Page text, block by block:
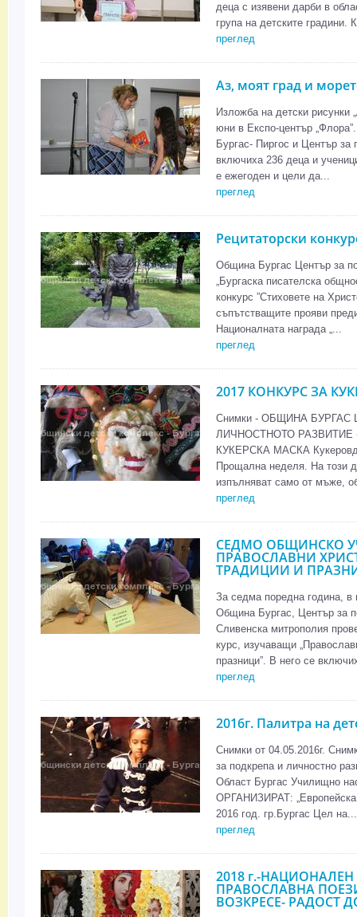
деца с изявени дарби в
група на детските
преглед
Аз, моят град и
Изложба на детски рисунки
юни в Експо-център
Бургас- Пиргос и Център за
включиха 236 деца и
е ежегоден и цели да...
преглед
Рецитаторски
Община Бургас Център за
„Бургаска писателска
конкурс ”Стиховете на
съпътстващите прояви
Националната награда „...
преглед
2017 КОНКУРС ЗА
Снимки - ОБЩИНА
ЛИЧНОСТНОТО РАЗВИТИЕ
КУКЕРСКА МАСКА
Прощална неделя. На този
изпълняват само от мъже,
преглед
СЕДМО ОБЩИНСКО
ПРАВОСЛАВНИ
ТРАДИЦИИ И
За седма поредна година,
Община Бургас, Център за
Сливенска митрополия
курс, изучаващи
празници”. В него се
преглед
2016г. Палитра на
Снимки от 04.05.2016г.
за подкрепа и личностно
Област Бургас Училищно
ОРГАНИЗИРАТ: „Европейска
2016 год. гр.Бургас Цел на...
преглед
2018 г.-
ПРАВОСЛАВНА
ВОЗКРЕСЕ- РАДОСТ